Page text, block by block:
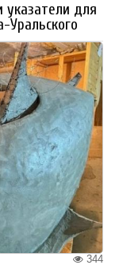
для
Уральского
344